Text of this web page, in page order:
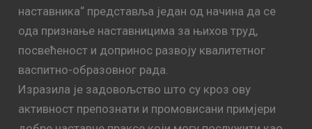
наставника“ представља један од начина да се
ода признање наставницима за њихов труд,
посвећеност и допринос развоју квалитетног
васпитно-образовног рада.
Изразила је задовољство што су кроз ову
активност препознати и промовисани примјери